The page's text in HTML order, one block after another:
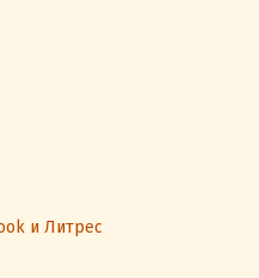
и Литрес